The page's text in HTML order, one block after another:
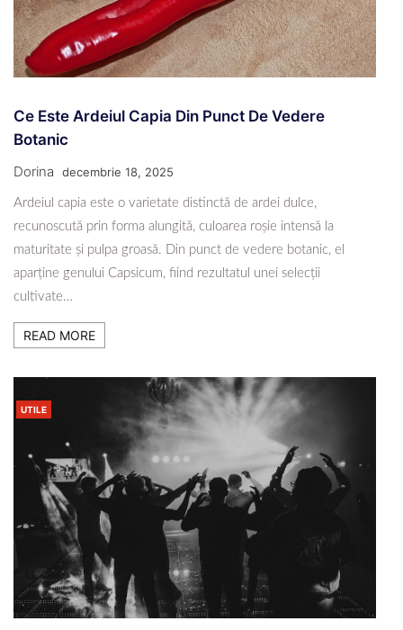
Ce Este Ardeiul Capia Din Punct De Vedere
Botanic
Dorina decembrie 18, 2025
Ardeiul capia este o varietate distinctă de ardei dulce,
recunoscută prin forma alungită, culoarea roșie intensă la
maturitate și pulpa groasă. Din punct de vedere botanic, el
aparține genului Capsicum, fiind rezultatul unei selecții
cultivate…
READ MORE
UTILE